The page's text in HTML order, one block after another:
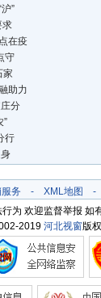
”
求
在疫
守
家
助力
分
”
行
务 - XML地图 -
为 欢迎监督举报 如
2019 河北视窗版